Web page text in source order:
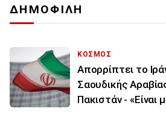
ΔΗΜΟΦΙΛΗ
ΚΟΣΜΟΣ
Απορρίπτει το
Σαουδικής
Πακιστάν - «Είναι